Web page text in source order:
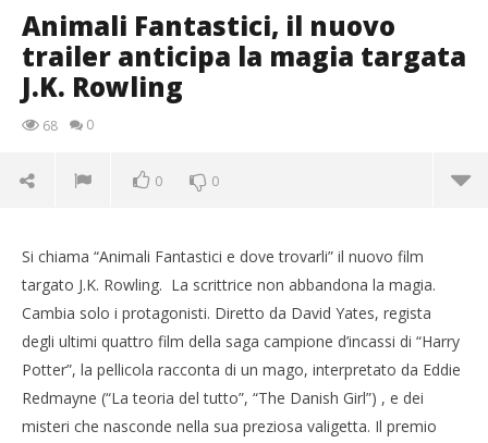
Animali Fantastici, il nuovo
trailer anticipa la magia targata
J.K. Rowling
68 0
0 0
Si chiama “Animali Fantastici e dove trovarli” il nuovo film
targato J.K. Rowling. La scrittrice non abbandona la magia.
Cambia solo i protagonisti. Diretto da David Yates, regista
degli ultimi quattro film della saga campione d’incassi di “Harry
Potter”, la pellicola racconta di un mago, interpretato da Eddie
Redmayne (“La teoria del tutto”, “The Danish Girl”) , e dei
misteri che nasconde nella sua preziosa valigetta. Il premio